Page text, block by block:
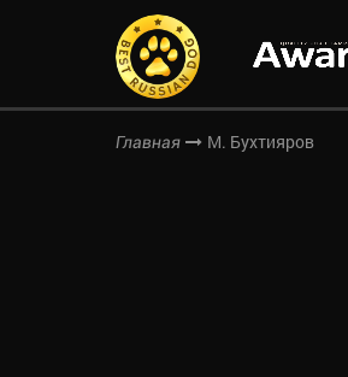
Главная М. Бухтияров